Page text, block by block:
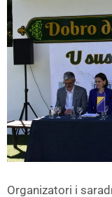
Organizatori i